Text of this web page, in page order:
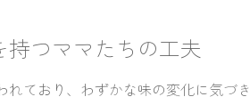
つママたちの工夫
れており、わずかな味の変化に気づ